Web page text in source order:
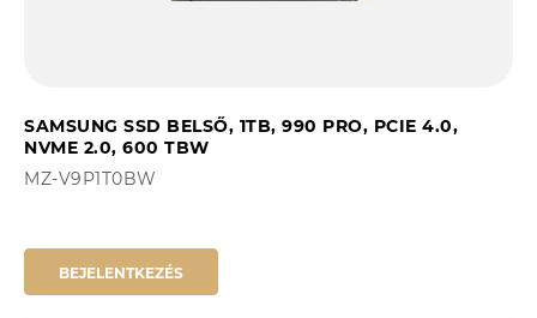
SAMSUNG SSD BELSŐ, 1TB, 990 PRO, PCIE 4.0,
NVME 2.0, 600 TBW
MZ-V9P1T0BW
BEJELENTKEZÉS